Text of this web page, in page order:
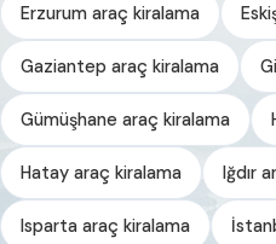
Erzurum araç kiralama
Gaziantep araç kiralama
Gümüşhane araç kiralama
Hatay araç kiralama Iğdır
Isparta araç kiralama